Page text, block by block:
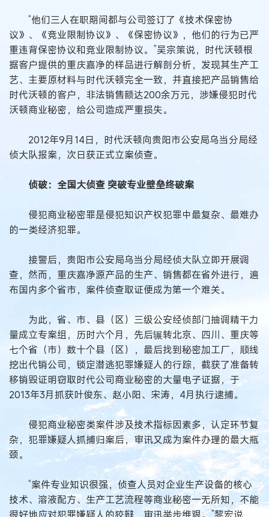
“他们三人在职期间都与公司签订了《技术保密协
议》、《竞业限制协议》、《保密协议》，他们的行为已严
重违背保密协议和竞业限制协议。”吴宗策说，时代沃顿根
据客户提供的重庆嘉净的样品进行解剖分析，发现其生产工
艺、主要原材料与时代沃顿完全一致，并直接把产品销售给
时代沃顿的客户，非法销售额达200余万元，涉嫌侵犯时代
沃顿商业秘密，给公司造成严重损失。
2012年9月14日，时代沃顿向贵阳市公安局乌当分局经
侦大队报案，次日获正式立案侦查。
侦破：全国大侦查 突破专业壁垒终破案
侵犯商业秘密罪是侵犯知识产权犯罪中最复杂、最难办
的一类经济犯罪。
接警后，贵阳市公安局乌当分局经侦大队立即开展调
查，然而，重庆嘉净源产品的生产、销售都在省外进行，遍
布国内多个省市，案件侦查取证便成为第一个难关。
为此，省、市、县（区）三级公安经侦部门抽调精干力
量成立专案组，历时六个月，先后辗转北京、四川、重庆等
七个省（市）数十个县（区），最后找到秘密加工厂，顺线
挖出代销公司，锁定潜逃犯罪嫌疑人的行踪，截获了准备转
移销毁证明窃取时代公司商业秘密的大量电子证据，于
2013年3月抓获叶俊东、赵小阳、宋涛，4月执行逮捕。
侵犯商业秘密类案件涉及技术指标因素多，认定环节复
杂，犯罪嫌疑人抓捕归案后，审讯又成为案件办理的最大瓶
颈。
“案件专业知识很强，侦查人员对企业生产设备的核心
技术、溶液配方、生产工艺流程等商业秘密一无所知，不能